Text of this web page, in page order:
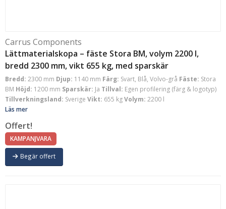
Carrus Components
Lättmaterialskopa – fäste Stora BM, volym 2200 l,
bredd 2300 mm, vikt 655 kg, med sparskär
Bredd: 2300 mm Djup: 1140 mm Färg: Svart, Blå, Volvo-grå Fäste: Stora
BM Höjd: 1200 mm Sparskär: Ja Tillval: Egen profilering (färg & logotyp)
Tillverkningsland: Sverige Vikt: 655 kgVolym: 2200 l
Läs mer
Offert!
KAMPANJVARA
Begär offert